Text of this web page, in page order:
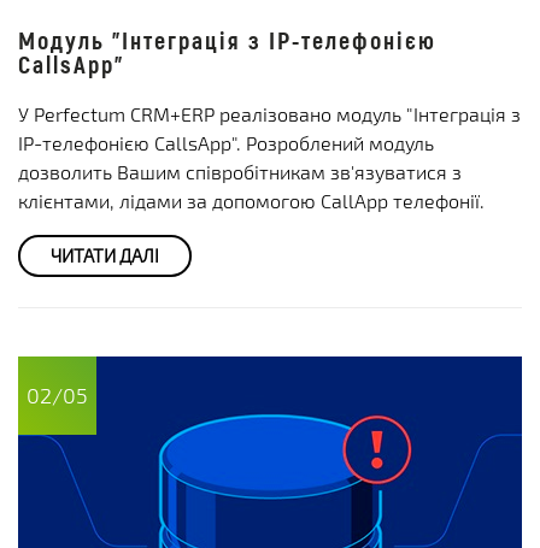
Модуль "Інтеграція з IP-телефонією
CallsApp"
У Perfectum CRM+ERP реалізовано модуль "Інтеграція з
IP-телефонією CallsApp". Розроблений модуль
дозволить Вашим співробітникам зв'язуватися з
клієнтами, лідами за допомогою CallApp телефонії.
ЧИТАТИ ДАЛІ
02/05